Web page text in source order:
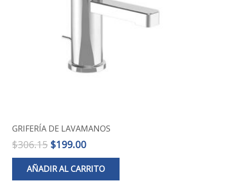
GRIFERÍA DE LAVAMANOS
$306.15 El
precio
original
era:
$199.00El
precio
actual
es:
AÑADIR AL CARRITO